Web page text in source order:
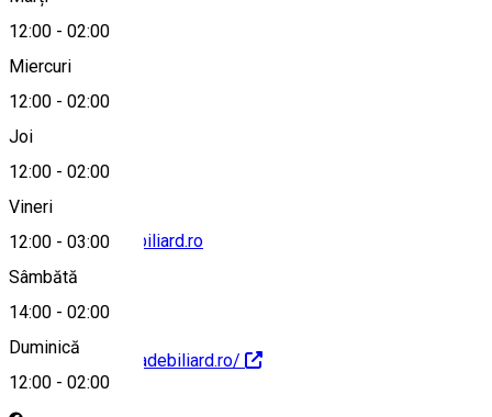
12:00 - 02:00
Miercuri
12:00 - 02:00
Joi
12:00 - 02:00
Vineri
12:00 - 03:00
Sâmbătă
14:00 - 02:00
Duminică
12:00 - 02:00
office@scoaladebiliard.ro
http://www.scoaladebiliard.ro/